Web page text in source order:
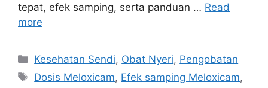
tepat, efek samping, serta panduan … Read
more
Categories
Kesehatan Sendi, Obat Nyeri, Pengobatan
Tags
Dosis Meloxicam, Efek samping Meloxicam,